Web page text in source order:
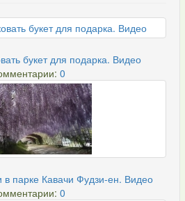
букет для подарка. Видео
0
в парке Кавачи Фудзи-ен. Видео
0